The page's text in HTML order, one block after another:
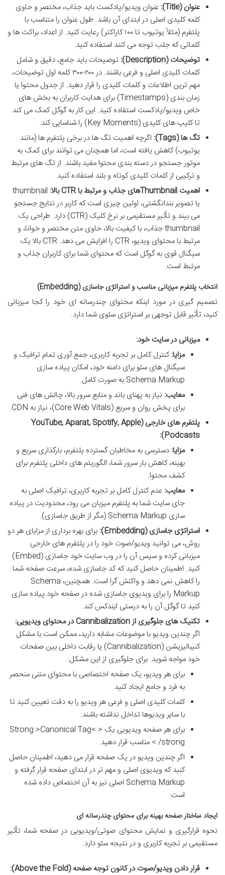
عنوان (Title):
عنوان ویدیو/پادکست باید جذاب، مختصر و حاوی
کلمه کلیدی اصلی در ابتدای آن باشد. طول عنوان را متناسب با
پلتفرم (مثلاً یوتیوب تا ۱۰۰ کاراکتر) رعایت کنید. از اعداد، براکت ها و
کلماتی که جلب توجه می کنند استفاده کنید.
توضیحات (Description):
توضیحات باید جامع، دقیق و شامل
کلمات کلیدی اصلی و فرعی باشند. در ۲۰۰-۳۰۰ کلمه اول توضیحات،
مهم ترین اطلاعات و کلمات کلیدی را قرار دهید. از جدول محتوا یا
زمان بندی (Timestamps) برای هدایت کاربران به بخش های
خاص ویدیو/پادکست استفاده کنید. این کار به گوگل کمک می کند
تا کلیپ های کلیدی (Key Moments) را شناسایی کند.
تگ ها (Tags):
اگرچه اهمیت تگ ها در برخی پلتفرم ها (مانند
یوتیوب) کاهش یافته است، اما همچنان می توانند برای کمک به
موتور جستجو در دسته بندی محتوا مفید باشند. از تگ های مرتبط
و ترکیبی از کلمات کلیدی کوتاه و بلند استفاده کنید.
اهمیت Thumbnailهای جذاب و مرتبط با CTR بالا:
thumbnail
یا تصویر بندانگشتی، اولین چیزی است که کاربر در نتایج جستجو
می بیند و تأثیر مستقیمی بر نرخ کلیک (CTR) دارد. طراحی یک
thumbnail جذاب، با کیفیت بالا، حاوی متن مختصر و خوانا، و
مرتبط با محتوای ویدیو، CTR را افزایش می دهد. CTR بالا یک
سیگنال قوی به گوگل است که محتوای شما برای کاربران جذاب و
مرتبط است.
انتخاب پلتفرم میزبانی مناسب و استراتژی جاسازی (Embedding)
تصمیم گیری در مورد اینکه محتوای چندرسانه ای خود را کجا میزبانی
کنید، تأثیر قابل توجهی بر استراتژی سئوی شما دارد.
میزبانی در سایت خود:
مزایا:کنترل کامل بر تجربه کاربری، جمع آوری تمام ترافیک و
سیگنال های سئو برای دامنه خود، امکان پیاده سازی
Schema Markup به صورت کامل.
معایب: نیاز به پهنای باند و منابع سرور بالا، چالش های فنی
برای پخش روان و سریع (Core Web Vitals)، نیاز به CDN.
پلتفرم های خارجی (YouTube, Aparat, Spotify, Apple
Podcasts):
مزایا: دسترسی به مخاطبان گسترده پلتفرم، بارگذاری سریع و
بهینه، کاهش بار سرور شما، الگوریتم های داخلی پلتفرم برای
کشف محتوا.
معایب: عدم کنترل کامل بر تجربه کاربری، ترافیک اصلی به
جای سایت شما به پلتفرم میزبان می رود، محدودیت در پیاده
سازی Schema Markup (مگر از طریق جاسازی).
استراتژی جاسازی (Embedding):
برای بهره برداری از مزایای هر دو
روش، می توانید ویدیو/صوت خود را در پلتفرم های خارجی
میزبانی کرده و سپس آن را در وب سایت خود جاسازی (Embed)
کنید. اطمینان حاصل کنید که کد جاسازی شده، سرعت صفحه شما
را کاهش نمی دهد و واکنش گرا است. همچنین، Schema
Markup را برای ویدیوی جاسازی شده در صفحه خود پیاده سازی
کنید تا گوگل آن را به درستی ایندکس کند.
تکنیک های جلوگیری از Cannibalization در محتوای ویدیویی:
اگر چندین ویدیو با موضوعات مشابه دارید، ممکن است با مشکل
کنیبالیزیشن (Cannibalization) یا رقابت داخلی بین صفحات
خود مواجه شوید. برای جلوگیری از این مشکل:
برای هر ویدیو، یک صفحه اختصاصی با محتوای متنی منحصر
به فرد و جامع ایجاد کنید.
کلمات کلیدی اصلی و فرعی هر ویدیو را به دقت تعیین کنید تا
با سایر ویدیوها تداخل نداشته باشند.
برای هر صفحه ویدیویی یک < Strong >Canonical Tag<
/strong > مناسب قرار دهید.
اگر چندین ویدیو در یک صفحه قرار می دهید، اطمینان حاصل
کنید که ویدیوی اصلی و مهم تر در ابتدای صفحه قرار گرفته و
Schema Markup اصلی نیز به آن اختصاص داده شده
است.
ایجاد ساختار صفحه بهینه برای محتوای چندرسانه ای
نحوه قرارگیری و نمایش محتوای صوتی/ویدیویی در صفحه شما، تأثیر
مستقیمی بر تجربه کاربری و در نتیجه سئو دارد.
قرار دادن ویدیو/صوت در کانون توجه صفحه (Above the Fold):